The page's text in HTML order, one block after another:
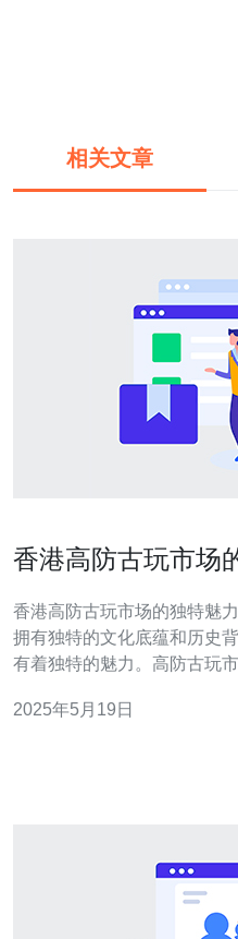
相关文章
香港高防古玩市场
香港高防古玩市场的独特魅力 香港作为一个国际化都市，
拥有独特的文化底蕴和历史
有着独特的魅力。高防古玩
宝。 高防古玩市场位于香港岛上环区，是香港历史最悠久
2025年5月19日